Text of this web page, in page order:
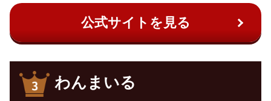
公式サイトを見る
わんまいる